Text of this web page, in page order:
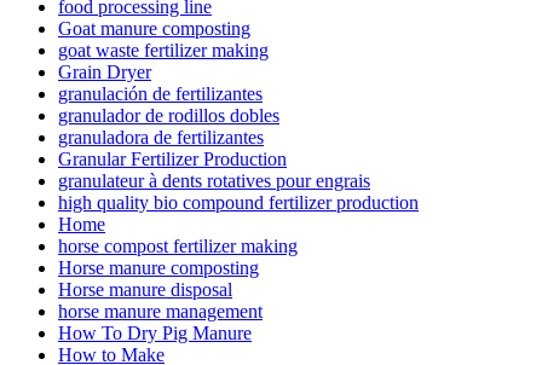
food processing line
Goat manure composting
goat waste fertilizer making
Grain Dryer
granulación de fertilizantes
granulador de rodillos dobles
granuladora de fertilizantes
Granular Fertilizer Production
granulateur à dents rotatives pour engrais
high quality bio compound fertilizer production
Home
horse compost fertilizer making
Horse manure composting
Horse manure disposal
horse manure management
How To Dry Pig Manure
How to Make